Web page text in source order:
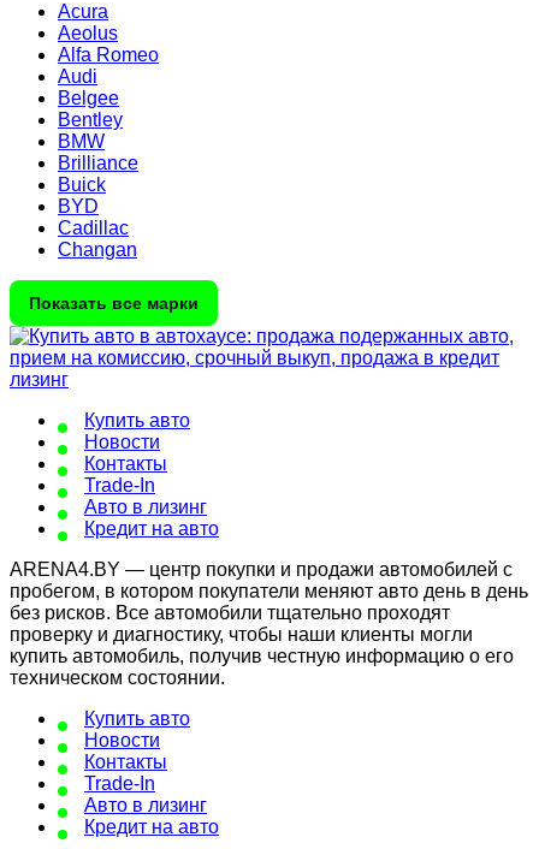
Acura
Aeolus
Alfa Romeo
Audi
Belgee
Bentley
BMW
Brilliance
Buick
BYD
Cadillac
Changan
Показать все марки
Купить авто
Новости
Контакты
Trade-In
Авто в лизинг
Кредит на авто
ARENA4.BY — центр покупки и продажи автомобилей с
пробегом, в котором покупатели меняют авто день в день
без рисков. Все автомобили тщательно проходят
проверку и диагностику, чтобы наши клиенты могли
купить автомобиль, получив честную информацию о его
техническом состоянии.
Купить авто
Новости
Контакты
Trade-In
Авто в лизинг
Кредит на авто